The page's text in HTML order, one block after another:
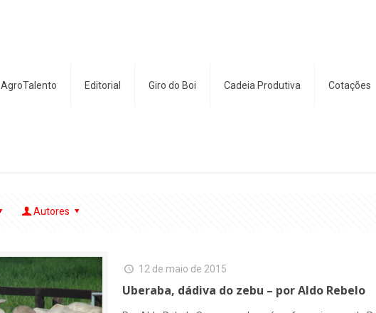
AgroTalento Editorial Giro do Boi Cadeia Produtiva Cotações
Autores
12 de maio de 2015
Uberaba, dádiva do zebu – por Aldo Rebelo